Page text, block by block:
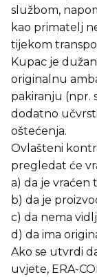
službom,
kao primatelj
tijekom
Kupac je
originalnu
pakiranju (npr.
dodatno
oštećenja.
Ovlašteni
pregledat će
a) da je vraćen
b) da je
c) da nema
d) da ima
Ako se utvrdi
uvjete, ERA-